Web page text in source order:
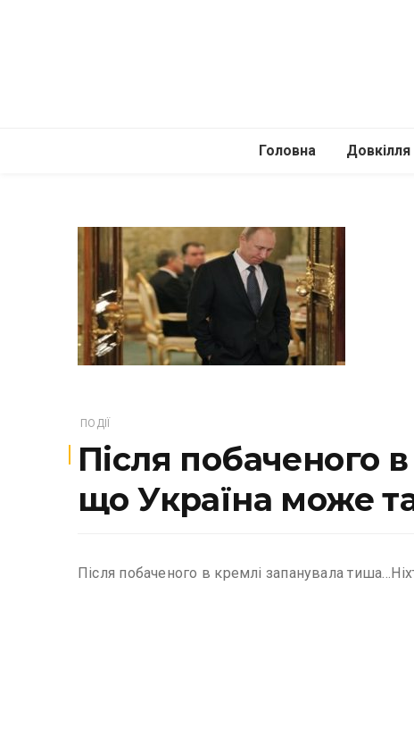
Головна Довкілля
ПОДІЇ
Після побаченого
що Україна може
Після побаченого в кремлі запанувала